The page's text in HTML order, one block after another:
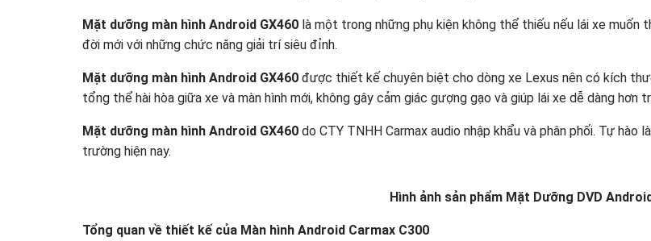
Mặt dưỡng màn hình Android GX460 là một trong những phụ kiện không thể thiếu nếu lái xe muốn
đời mới với những chức năng giải trí siêu đỉnh.
Mặt dưỡng màn hình Android GX460 được thiết kế chuyên biệt cho dòng xe Lexus nên có kích
tổng thể hài hòa giữa xe và màn hình mới, không gây cảm giác gượng gạo và giúp lái xe dễ dàng hơn
Mặt dưỡng màn hình Android GX460 do CTY TNHH Carmax audio nhập khẩu và phân phối. Tự
trường hiện nay.
Hình ảnh sản phẩm Mặt Dưỡng DVD
Tổng quan về thiết kế của Màn hình Android Carmax C300